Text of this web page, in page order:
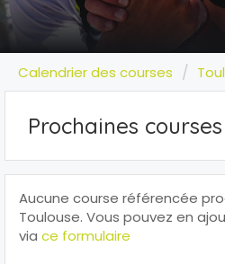
Calendrier des courses
Prochaines
Aucune course référencée
Toulouse. Vous pouvez en
via ce formulaire